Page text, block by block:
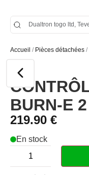
Accueil / Pièces détachées /
BURN-E
219.90 €
En stock